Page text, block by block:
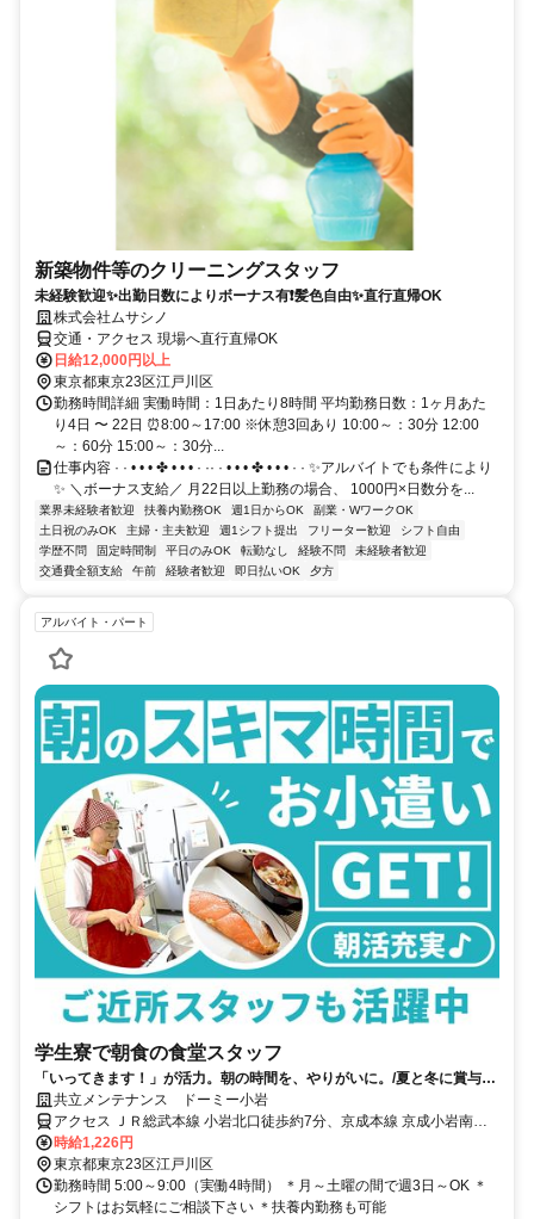
新築物件等のクリーニングスタッフ
未経験歓迎✨出勤日数によりボーナス有❗髪色自由✨直行直帰OK
株式会社ムサシノ
交通・アクセス 現場へ直行直帰OK
日給12,000円以上
東京都東京23区江戸川区
勤務時間詳細 実働時間：1日あたり8時間 平均勤務日数：1ヶ月あた
り4日 〜 22日 ⏰8:00～17:00 ※休憩3回あり 10:00～：30分 12:00
～：60分 15:00～：30分...
仕事内容 · · • • • ✤ • • • · ·· · • • • ✤ • • • · · ✨アルバイトでも条件により
✨ ＼ボーナス支給／ 月22日以上勤務の場合、 1000円×日数分を...
業界未経験者歓迎 扶養内勤務OK 週1日からOK
副業・WワークOK
土日祝のみOK
主婦・主夫歓迎 週1シフト提出 フリーター歓迎
シフト自由
学歴不問
固定時間制 平日のみOK 転勤なし 経験不問
未経験者歓迎
交通費全額支給
午前 経験者歓迎 即日払いOK 夕方
アルバイト・パート
学生寮で朝食の食堂スタッフ
「いってきます！」が活力。朝の時間を、やりがいに。/夏と冬に賞与支
給あり！未経験大歓迎♪
共立メンテナンス ドーミー小岩
アクセス ＪＲ総武本線 小岩北口徒歩約7分、京成本線 京成小岩南口
徒歩約18分、京成本線 江戸川徒歩約25分
時給1,226円
東京都東京23区江戸川区
勤務時間 5:00～9:00（実働4時間） ＊月～土曜の間で週3日～OK ＊
シフトはお気軽にご相談下さい ＊扶養内勤務も可能